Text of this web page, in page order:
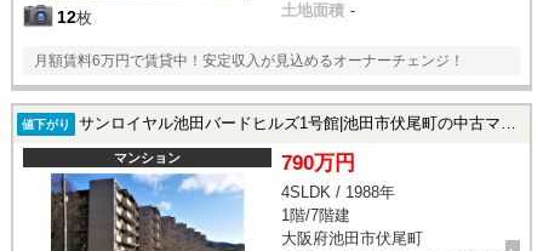
12枚
土地面積 -
月額賃料6万円で賃貸中！安定収入が見込めるオーナーチェンジ！
値下がり サンロイヤル池田バードヒルズ1号館|池田市伏尾町の中古マンション
マンション 790万円
4SLDK / 1988年
1階/7階建
大阪府池田市伏尾町